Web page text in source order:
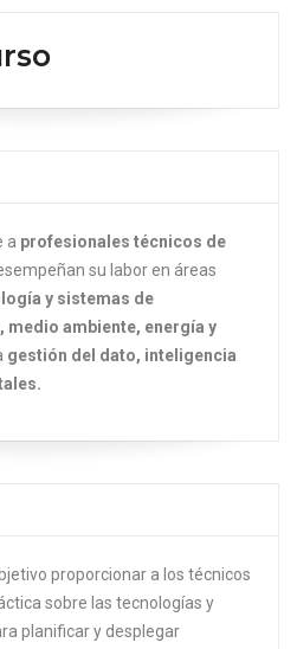
a profesionales técnicos de
su labor en áreas
y sistemas de
ambiente, energía y
gestión del dato, inteligencia
proporcionar a los técnicos
sobre las tecnologías y
planificar y desplegar